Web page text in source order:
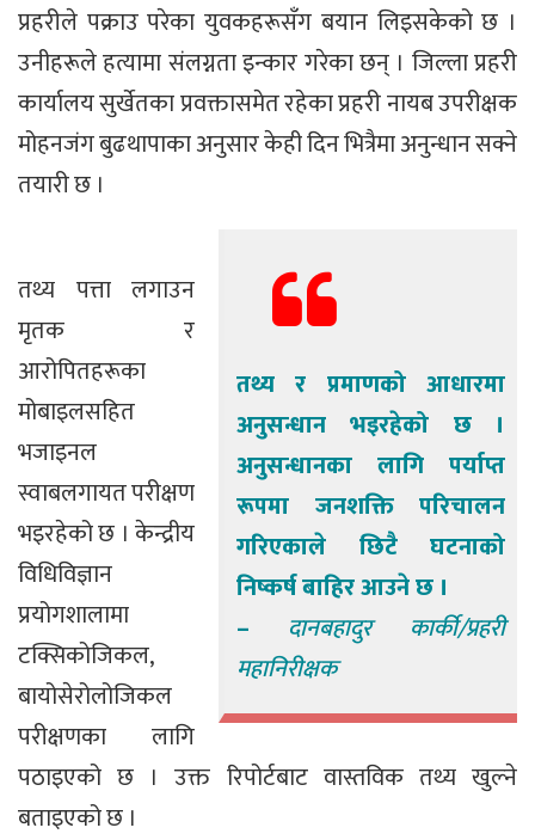
प्रहरीले पक्राउ परेका युवकहरूसँग बयान लिइसकेको छ ।
उनीहरूले हत्यामा संलग्नता इन्कार गरेका छन् । जिल्ला प्रहरी
कार्यालय सुर्खेतका प्रवक्तासमेत रहेका प्रहरी नायब उपरीक्षक
मोहनजंग बुढथापाका अनुसार केही दिन भित्रैमा अनुन्धान सक्ने
तयारी छ ।
तथ्य र प्रमाणको आधारमा
अनुसन्धान भइरहेको छ ।
अनुसन्धानका लागि पर्याप्त
रूपमा जनशक्ति परिचालन
गरिएकाले छिटै घटनाको
निष्कर्ष बाहिर आउने छ ।
– दानबहादुर कार्की/प्रहरी
महानिरीक्षक
तथ्य पत्ता लगाउन
मृतक र
आरोपितहरूका
मोबाइलसहित
भजाइनल
स्वाबलगायत परीक्षण
भइरहेको छ । केन्द्रीय
विधिविज्ञान
प्रयोगशालामा
टक्सिकोजिकल,
बायोसेरोलोजिकल
परीक्षणका लागि
पठाइएको छ । उक्त रिपोर्टबाट वास्तविक तथ्य खुल्ने
बताइएको छ ।